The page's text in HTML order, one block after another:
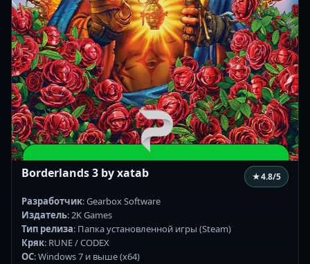
Borderlands 3 by xatab ★4.8/5
Разработчик: Gearbox Software
Издатель: 2K Games
Тип релиза: Папка установленной игры (Steam)
Кряк: RUNE / CODEX
ОС: Windows 7 и выше (х64)